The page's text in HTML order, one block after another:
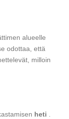
alueelle
odottaa, että
milloin
heti .